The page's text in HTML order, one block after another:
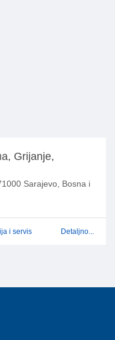
Grijanje,
Sarajevo, Bosna i
i servis Detaljno...